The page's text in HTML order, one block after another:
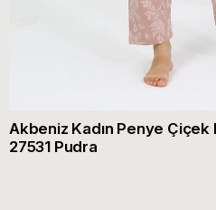
Akbeniz Kadın Penye
27531 Pudra